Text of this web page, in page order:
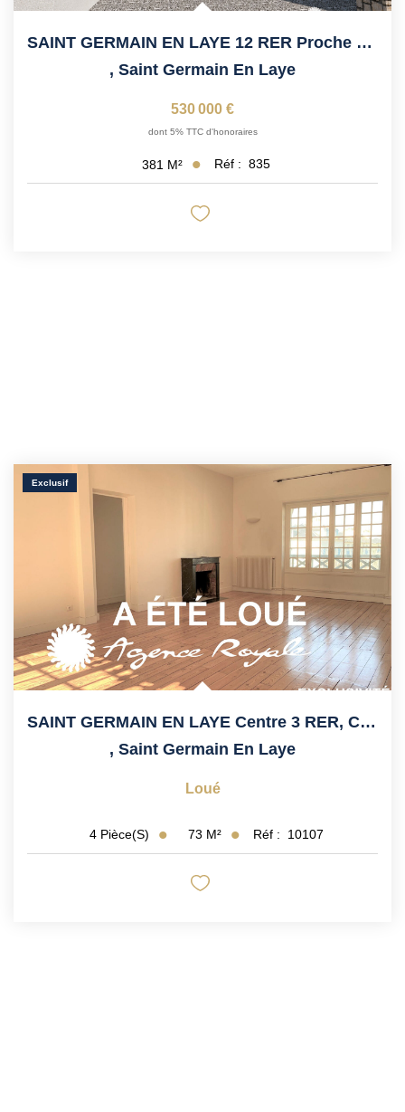
SAINT GERMAIN EN LAYE 12 RER Proche École Diderot, Collège...
, Saint Germain En Laye
530 000 €
dont 5% TTC d'honoraires
381 M² Réf : 835
Exclusif
SAINT GERMAIN EN LAYE Centre 3 RER, Calme
, Saint Germain En Laye
Loué
4 Pièce(s) 73 M² Réf : 10107